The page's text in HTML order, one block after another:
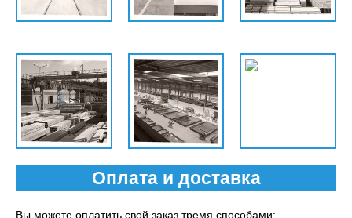
Оплата и доставка
Вы можете оплатить свой заказ тремя способами: